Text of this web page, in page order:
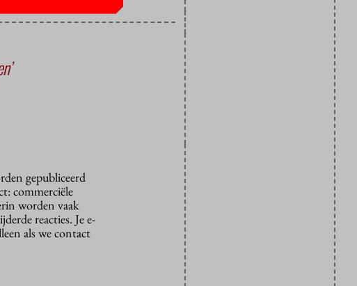
gepubliceerd
commerciële
worden vaak
reacties. Je e-
als we contact